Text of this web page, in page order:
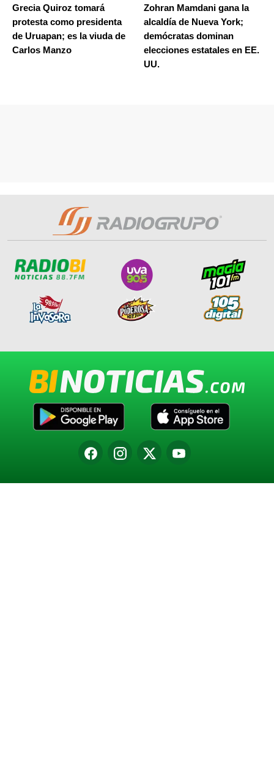
Grecia Quiroz tomará
protesta como presidenta
de Uruapan; es la viuda de
Carlos Manzo
Zohran Mamdani gana la
alcaldía de Nueva York;
demócratas dominan
elecciones estatales en EE.
UU.